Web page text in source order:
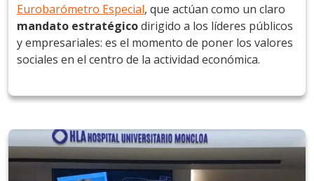
Eurobarómetro Especial, que actúan como un claro
mandato estratégicodirigido a los líderes públicos
y empresariales: es el momento de poner los valores
sociales en el centro de la actividad económica.